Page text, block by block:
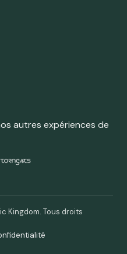
autres expériences de
Kingdom. Tous droits